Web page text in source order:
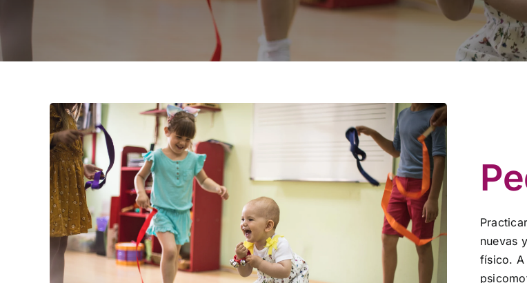
nuevas
físico. A